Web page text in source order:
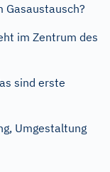
Gasaustausch?
im Zentrum des
sind erste
Umgestaltung